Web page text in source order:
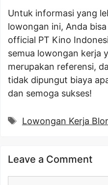
Untuk informasi yang
lowongan ini, Anda
official PT Kino
semua lowongan kerja
merupakan referensi,
tidak dipungut biaya
dan semoga sukses!
Tags
Lowongan Kerja
Leave a Comment